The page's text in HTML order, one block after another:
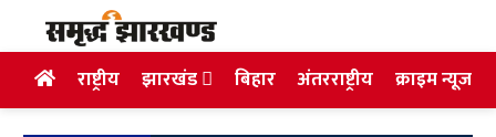
राष्ट्रीय झारखंड बिहार अंतरराष्ट्रीय क्राइम न्यूज